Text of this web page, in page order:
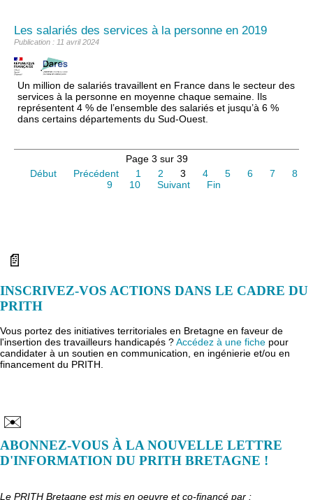
Les salariés des services à la personne en 2019
Publication : 11 avril 2024
Un million de salariés travaillent en France dans le secteur des
services à la personne en moyenne chaque semaine. Ils
représentent 4 % de l’ensemble des salariés et jusqu’à 6 %
dans certains départements du Sud-Ouest.
Page 3 sur 39
Début
Précédent 1 2 3 4 5 6 7
8
9
10 Suivant Fin
📄
INSCRIVEZ-VOS ACTIONS DANS LE CADRE DU
PRITH
Vous portez des initiatives territoriales en Bretagne en faveur de
l'insertion des travailleurs handicapés ?Accédez à une fiche pour
candidater à un soutien en communication, en ingénierie et/ou en
financement du PRITH.
✉️
ABONNEZ-VOUS À LA NOUVELLE LETTRE
D'INFORMATION DU PRITH BRETAGNE !
Le PRITH Bretagne est mis en oeuvre et co-financé par :